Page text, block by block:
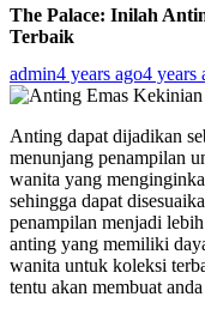
The Palace: Inilah
Terbaik
admin4 years ago4 years
Anting dapat dijadikan
menunjang penampilan
wanita yang
sehingga dapat
penampilan menjadi
anting yang memiliki
wanita untuk koleksi
tentu akan membuat